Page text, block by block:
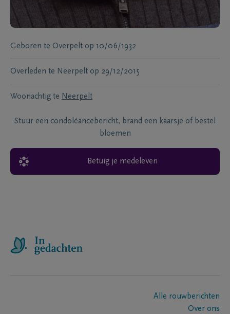
Geboren te Overpelt op 10/06/1932
Overleden te Neerpelt op 29/12/2015
Woonachtig te Neerpelt
Stuur een condoléancebericht, brand een kaarsje of bestel
bloemen
Betuig je medeleven
Alle rouwberichten
Over ons